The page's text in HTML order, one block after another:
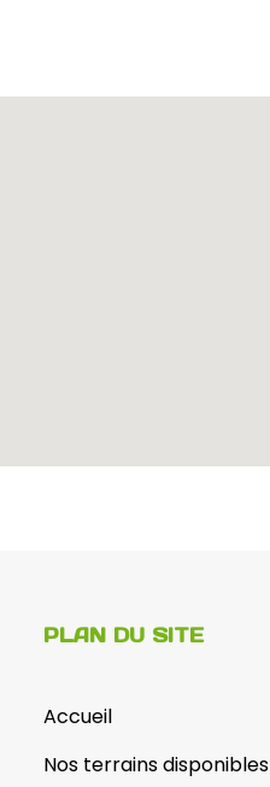
PLAN DU SITE
Accueil
Nos terrains disponibles